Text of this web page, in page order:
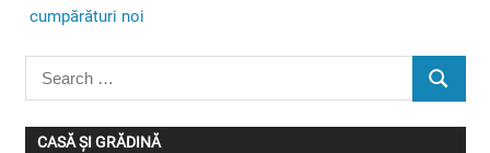
cumpărături noi
Search
for:
SEARCH
CASĂ ȘI GRĂDINĂ